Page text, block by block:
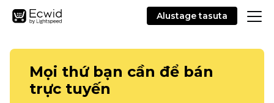
Alustage tasuta
Mọi thứ bạn cần để bán
trực tuyến